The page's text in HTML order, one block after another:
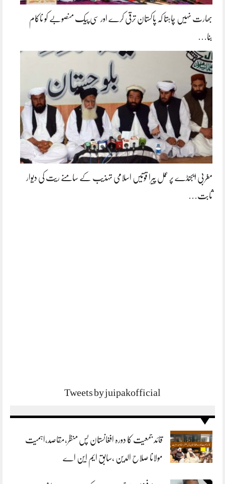
بھارت نہیں چاہتا کہ پاکستان ترقی کرے اور سی پیک منصوبے کو ناکام
بنا…
مغربی ایجنڈے پر عمل پیرا قوتیں اسلامی تہذیب کے سامنے ریت کی دیوار
ثابت…
Tweets by juipakofficial
قائد جمعیت کا دورہ افغانستان پس منظر،مقاصد،اہمیت
مولانا صلاح الدین ،سابق ایم این اے